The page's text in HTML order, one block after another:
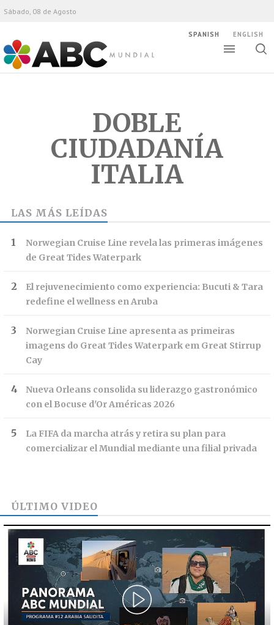
ABC Mundial
Sábado, 08 de Agosto
SPANISH ENGLISH
DOBLE
CIUDADANÍA
ITALIA
LAS MÁS LEÍDAS
Norwegian Cruise Line revela las primeras imágenes
de Great Tides Waterpark
El rejuvenecimiento como experiencia: Bucuti & Tara
redefine el wellness en Aruba
Norwegian Cruise Line apresenta as primeiras
imagens do Great Tides Waterpark em Great Stirrup
Cay
Nueva Orleans consolida su liderazgo gastronómico
con el Bocuse d'Or Américas 2026
La FIFA da marcha atrás y retira su plan para
comercializar el Mundial mediante una filial privada
ÚLTIMO VIDEO